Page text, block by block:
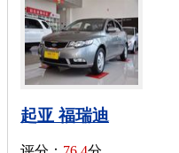
起亚 福瑞迪